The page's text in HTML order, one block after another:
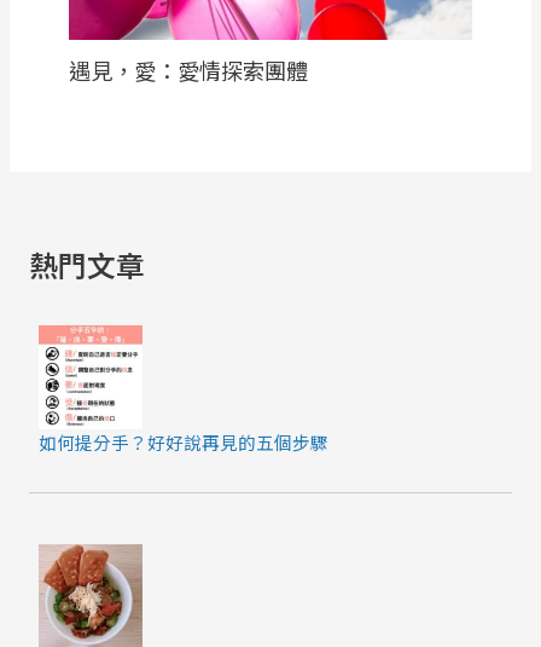
遇見，愛：愛情探索團體
熱門文章
如何提分手？好好說再見的五個步驟